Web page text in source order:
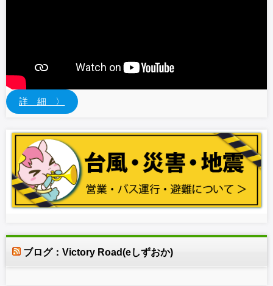
詳 細 〉
ブログ：Victory Road(eしずおか)